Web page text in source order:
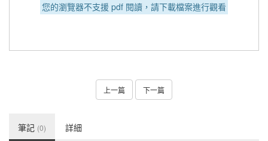
您的瀏覽器不支援 pdf 閱讀，請下載檔案進行觀看
上一篇 下一篇
筆記 (0) 詳細